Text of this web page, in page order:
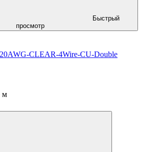
Быстрый
просмотр
CLEAR-4Wire-CU-Double
м